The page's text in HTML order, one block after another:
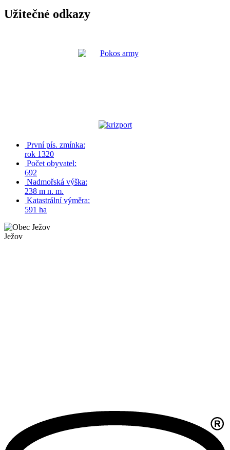
Užitečné odkazy
První pís. zmínka:
rok 1320
Počet obyvatel:
692
Nadmořská výška:
238 m n. m.
Katastrální výměra:
591 ha
Ježov